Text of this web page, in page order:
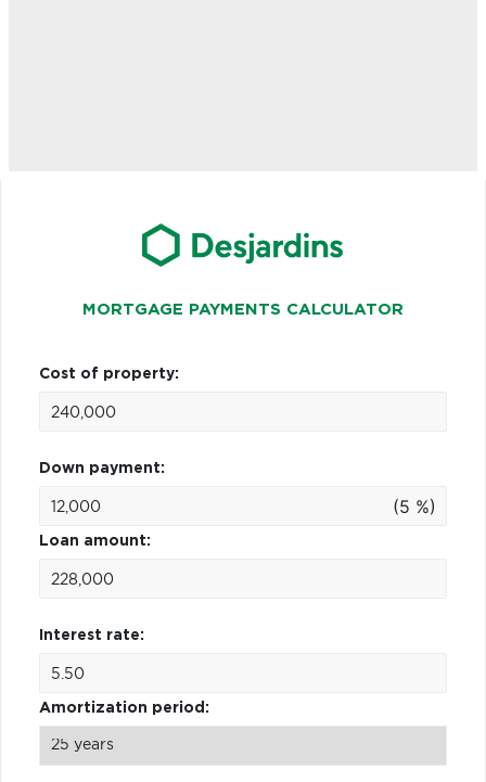
MORTGAGE PAYMENTS CALCULATOR
Cost of property:
Down payment:
(5 %)
Loan amount:
Interest rate:
Amortization period: